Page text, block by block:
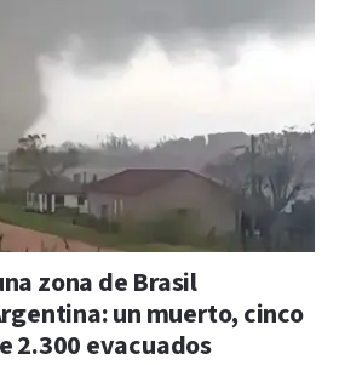
zona de Brasil
un muerto, cinco
2.300 evacuados